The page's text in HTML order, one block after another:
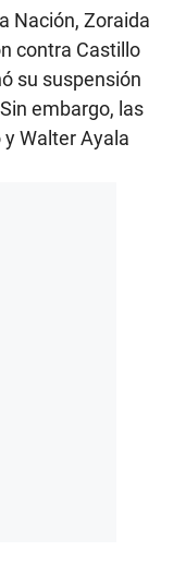
Nación, Zoraida
contra Castillo
su suspensión
embargo, las
Walter Ayala